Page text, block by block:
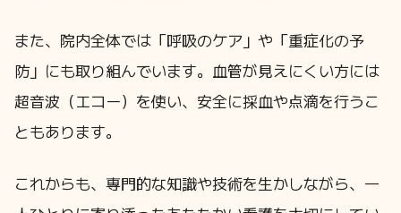
また、院内全体では「呼吸のケア」や「重症化の予
防」にも取り組んでいます。血管が見えにくい方には
超音波（エコー）を使い、安全に採血や点滴を行うこ
ともあります。
これからも、専門的な知識や技術を生かしながら、一